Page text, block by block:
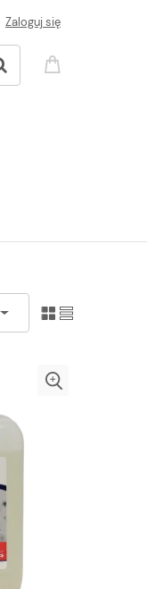
Zaloguj się